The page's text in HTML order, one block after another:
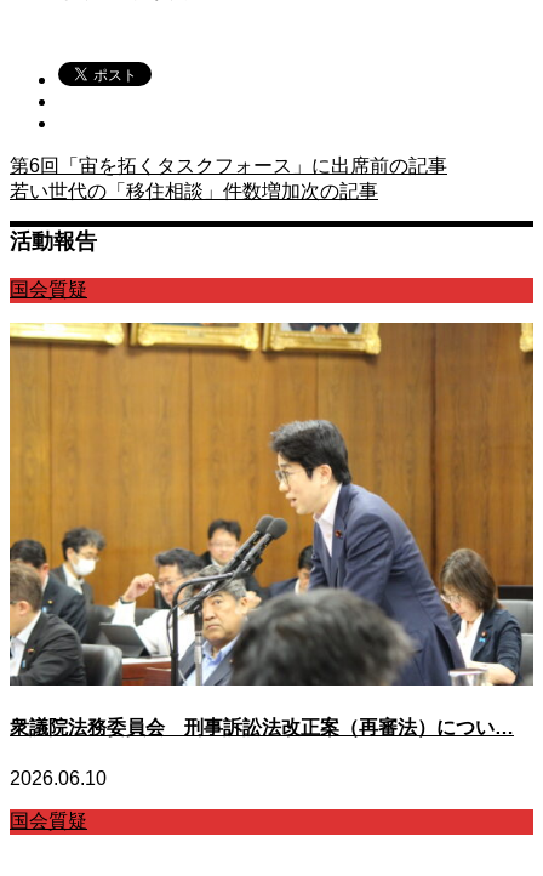
第6回「宙を拓くタスクフォース」に出席前の記事
若い世代の「移住相談」件数増加次の記事
活動報告
国会質疑
衆議院法務委員会 刑事訴訟法改正案（再審法）につい…
2026.06.10
国会質疑